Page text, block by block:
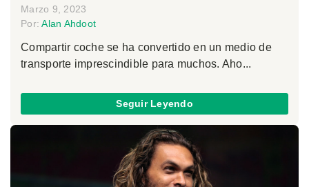
Marzo 9, 2023
Por:Alan Ahdoot
Compartir coche se ha convertido en un medio de
transporte imprescindible para muchos. Aho...
Seguir Leyendo